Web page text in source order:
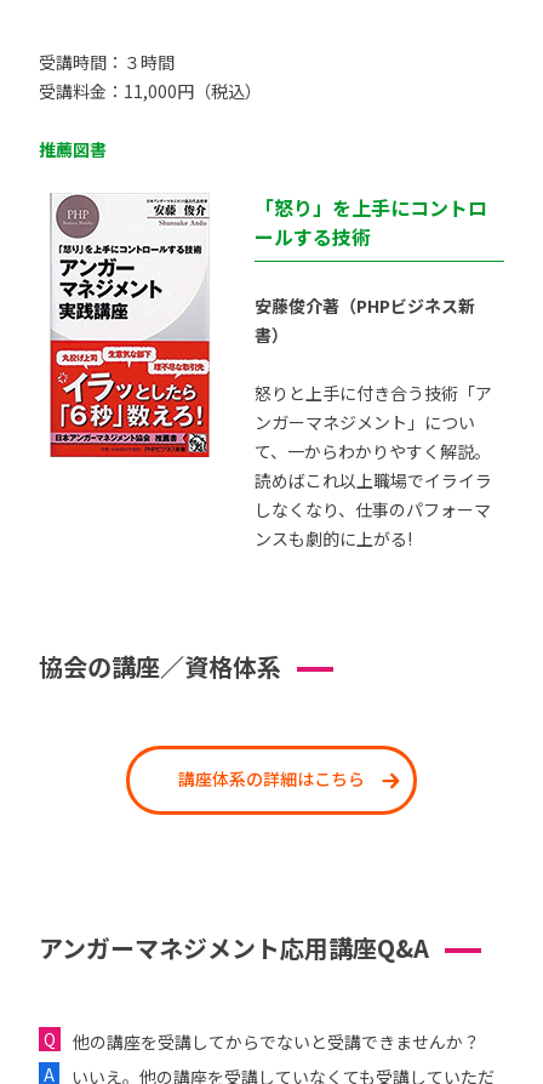
受講時間：３時間
受講料金：11,000円（税込）
推薦図書
「怒り」を上手にコントロ
ールする技術
安藤俊介著（PHPビジネス新
書）
怒りと上手に付き合う技術「ア
ンガーマネジメント」につい
て、一からわかりやすく解説。
読めばこれ以上職場でイライラ
しなくなり、仕事のパフォーマ
ンスも劇的に上がる!
協会の講座／資格体系
講座体系の詳細はこちら
アンガーマネジメント応用講座Q&A
他の講座を受講してからでないと受講できませんか？
いいえ。他の講座を受講していなくても受講していただ